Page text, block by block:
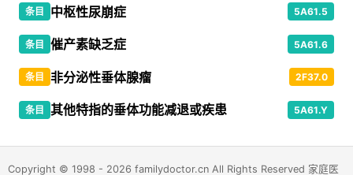
条目 中枢性尿崩症 5A61.5
条目 催产素缺乏症 5A61.6
条目 非分泌性垂体腺瘤 2F37.0
条目 其他特指的垂体功能减退或疾患 5A61.Y
Copyright © 1998 - 2026 familydoctor.cn All Rights Reserved 家庭医